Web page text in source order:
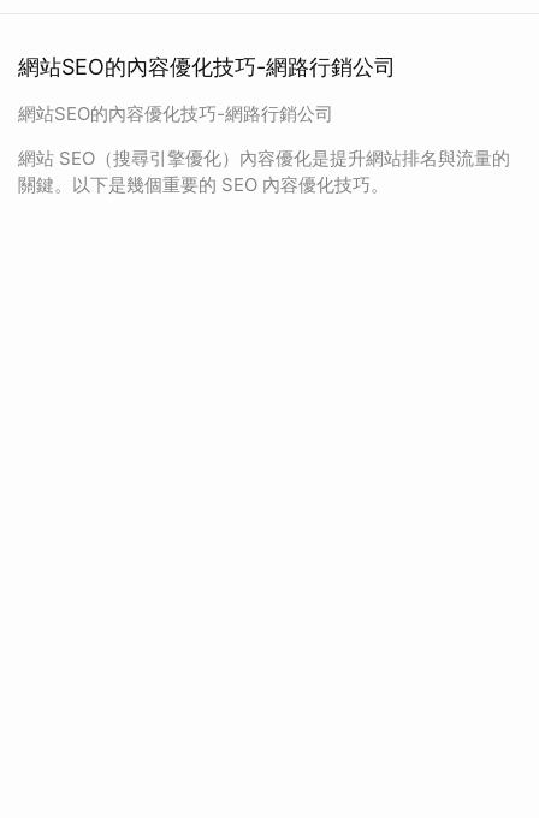
網站SEO的內容優化技巧-網路行銷公司
網站SEO的內容優化技巧-網路行銷公司
網站 SEO（搜尋引擎優化）內容優化是提升網站排名與流量的
關鍵。以下是幾個重要的 SEO 內容優化技巧。